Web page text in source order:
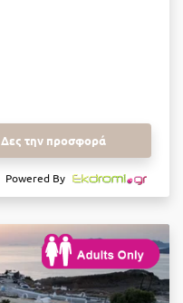
Δες την προσφορά
Powered By